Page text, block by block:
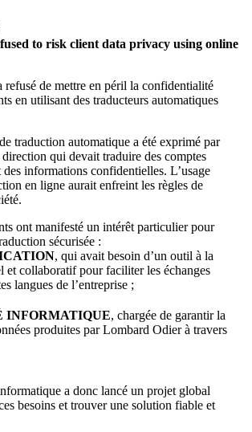
to risk client data privacy using online
de mettre en péril la confidentialité
en utilisant des traducteurs automatiques
traduction automatique a été exprimé par
direction qui devait traduire des comptes
des informations confidentielles. L’usage
en ligne aurait enfreint les règles de
ont manifesté un intérêt particulier pour
sécurisée :
, qui avait besoin d’un outil à la
et collaboratif pour faciliter les échanges
langues de l’entreprise ;
INFORMATIQUE, chargée de garantir la
produites par Lombard Odier à travers
a donc lancé un projet global
besoins et trouver une solution fiable et